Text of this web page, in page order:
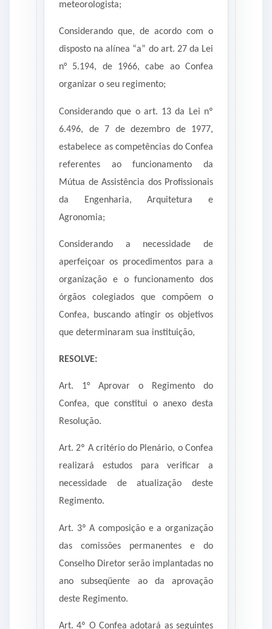
meteorologista;
Considerando que, de acordo com o
disposto na alínea “a” do art. 27 da Lei
n° 5.194, de 1966, cabe ao Confea
organizar o seu regimento;
Considerando que o art. 13 da Lei nº
6.496, de 7 de dezembro de 1977,
estabelece as competências do Confea
referentes ao funcionamento da
Mútua de Assistência dos Profissionais
da Engenharia, Arquitetura e
Agronomia;
Considerando a necessidade de
aperfeiçoar os procedimentos para a
organização e o funcionamento dos
órgãos colegiados que compõem o
Confea, buscando atingir os objetivos
que determinaram sua instituição,
RESOLVE:
Art. 1° Aprovar o Regimento do
Confea, que constitui o anexo desta
Resolução.
Art. 2º A critério do Plenário, o Confea
realizará estudos para verificar a
necessidade de atualização deste
Regimento.
Art. 3º A composição e a organização
das comissões permanentes e do
Conselho Diretor serão implantadas no
ano subseqüente ao da aprovação
deste Regimento.
Art. 4º O Confea adotará as seguintes